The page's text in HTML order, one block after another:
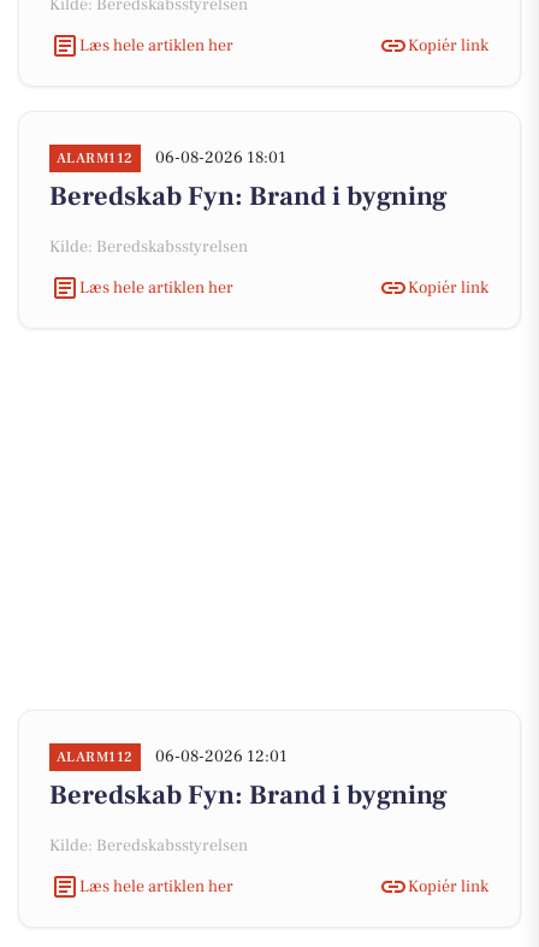
Kilde: Beredskabsstyrelsen
Læs hele artiklen her
Kopiér link
ALARM112 06-08-2026 18:01
Beredskab Fyn: Brand i bygning
Kilde: Beredskabsstyrelsen
Læs hele artiklen her
Kopiér link
ALARM112 06-08-2026 12:01
Beredskab Fyn: Brand i bygning
Kilde: Beredskabsstyrelsen
Læs hele artiklen her
Kopiér link